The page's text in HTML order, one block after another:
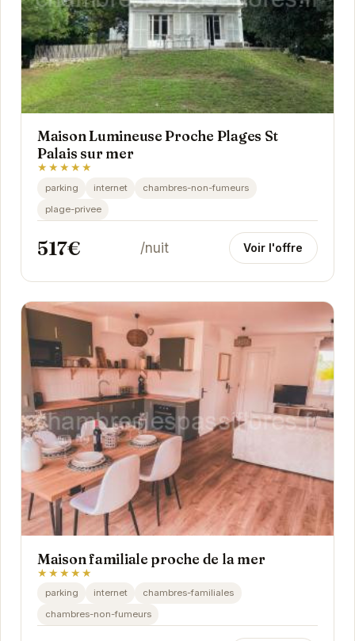
Maison Lumineuse Proche Plages St
Palais sur mer
★★★★★
parking internet
chambres-non-fumeurs
plage-privee
517€ /nuit Voir l'offre
Maison familiale proche de la mer
★★★★★
parking internet
chambres-familiales
chambres-non-fumeurs